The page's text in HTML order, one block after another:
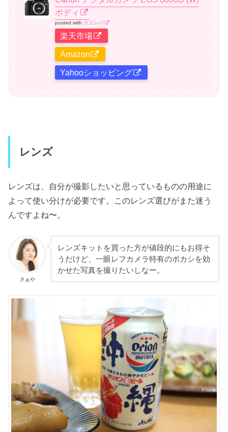
ボディ
posted with カエレバ
楽天市場
Amazon
Yahooショッピング
レンズ
レンズは、自分が撮影したいと思っているものの用途に
よって使い分けが必要です。このレンズ選びがまた迷う
んですよね〜。
さぁや
レンズキットを買った方が値段的にもお得そ
うだけど、一眼レフカメラ特有のボカシを効
かせた写真を撮りたいしなー。